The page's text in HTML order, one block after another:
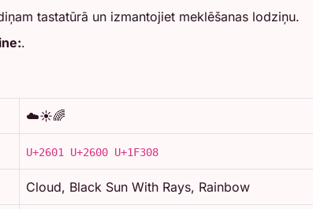
tastatūrā un izmantojiet meklēšanas lodziņu.
.
☁️☀️🌈
U+2601 U+2600 U+1F308
Cloud, Black Sun With Rays, Rainbow